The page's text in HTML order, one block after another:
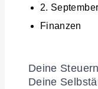
2.
Finanzen
Deine
Deine